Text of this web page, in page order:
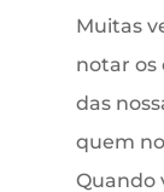
Muitas
notar os
das
quem
Quando